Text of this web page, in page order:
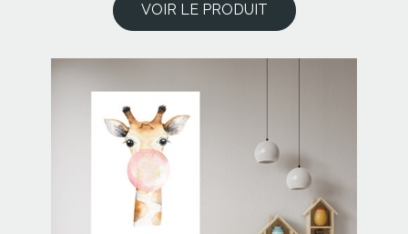
VOIR LE PRODUIT